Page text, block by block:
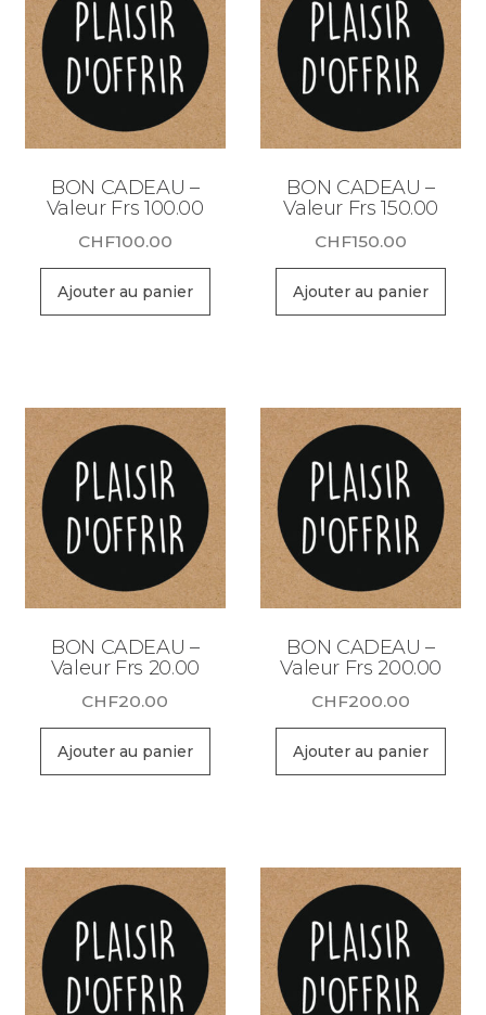
BON CADEAU –
Valeur Frs 100.00
CHF100.00
Ajouter au panier
BON CADEAU –
Valeur Frs 150.00
CHF150.00
Ajouter au panier
BON CADEAU –
Valeur Frs 20.00
CHF20.00
Ajouter au panier
BON CADEAU –
Valeur Frs 200.00
CHF200.00
Ajouter au panier